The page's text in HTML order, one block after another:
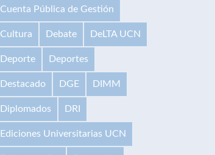
Cuenta Pública de Gestión
Cultura Debate DeLTA UCN
Deporte Deportes
Destacado DGE DIMM
Diplomados DRI
Ediciones Universitarias UCN